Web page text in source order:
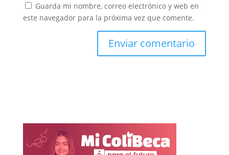
Guarda mi nombre, correo electrónico y web en
este navegador para la próxima vez que comente.